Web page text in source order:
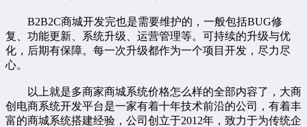
B2B2C商城开发完也是需要维护的，一般包括BUG修
复、功能更新、系统升级、运营管理等。可持续的升级与优
化，后期有保障。每一次升级都作为一个项目开发，尽力尽
心。
以上就是多商家商城系统价格怎么样的全部内容了，大商
创 电商系统开发平台是一家有着十年技术前沿的公司，有着丰
富的商城系统搭建经验，公司创立于2012年，致力于为传统企